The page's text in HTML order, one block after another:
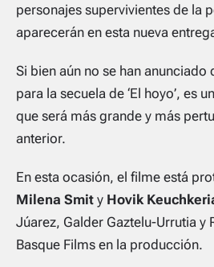
personajes supervivientes de la
aparecerán en esta nueva
Si bien aún no se han anunciado
para la secuela de ‘El hoyo’, es
que será más grande y más
anterior.
En esta ocasión, el filme está
Milena Smit y Hovik
Júarez, Galder Gaztelu-Urrutia y
Basque Films en la producción.